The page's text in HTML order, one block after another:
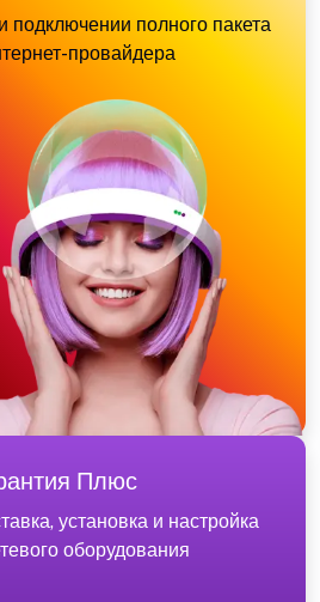
подключении полного пакета
провайдера
Плюс
установка и настройка
оборудования